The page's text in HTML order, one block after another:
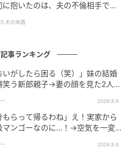
に抱いたのは、夫の不倫相手でし
夫の末路
事ランキング
いがしたら困る（笑）」妹の結婚
笑う新郎親子→妻の顔を見た2人が
2026.8.6
らって帰るわね」え！実家から
マンゴーなのに…！→空気を一変
2026.8.6